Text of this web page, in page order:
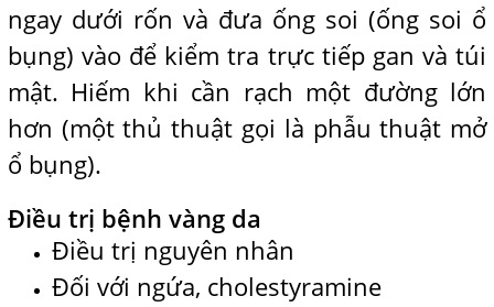
ngay dưới rốn và đưa ống soi (ống soi ổ
bụng) vào để kiểm tra trực tiếp gan và túi
mật. Hiếm khi cần rạch một đường lớn
hơn (một thủ thuật gọi là phẫu thuật mở
ổ bụng).
Điều trị bệnh vàng da
Điều trị nguyên nhân
Đối với ngứa, cholestyramine